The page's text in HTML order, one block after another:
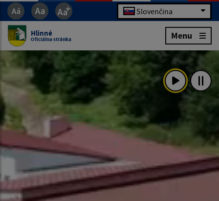
Slovenčina
Hlinné
Oficiálna stránka Menu